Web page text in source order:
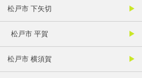
松戸市 下矢切
松戸市 平賀
松戸市 横須賀